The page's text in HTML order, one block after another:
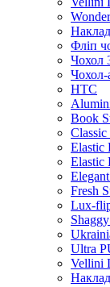
Wonder
Фліп
Чохол
Чохол-
HTC
Book
Elastic
Elastic
Fresh
Lux-
Ultra
Vellini